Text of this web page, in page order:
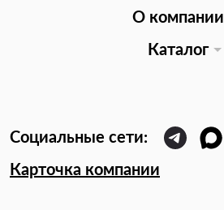
О компании
Каталог
Карточка компании